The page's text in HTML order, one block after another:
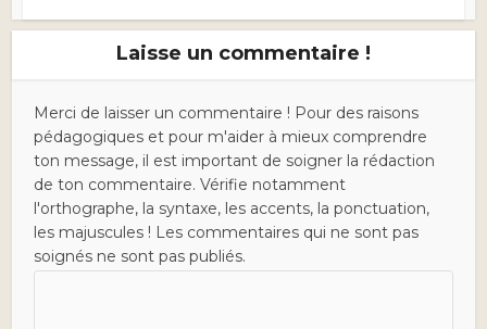
Laisse un commentaire !
Merci de laisser un commentaire ! Pour des raisons
pédagogiques et pour m'aider à mieux comprendre
ton message, il est important de soigner la rédaction
de ton commentaire. Vérifie notamment
l'orthographe, la syntaxe, les accents, la ponctuation,
les majuscules ! Les commentaires qui ne sont pas
soignés ne sont pas publiés.